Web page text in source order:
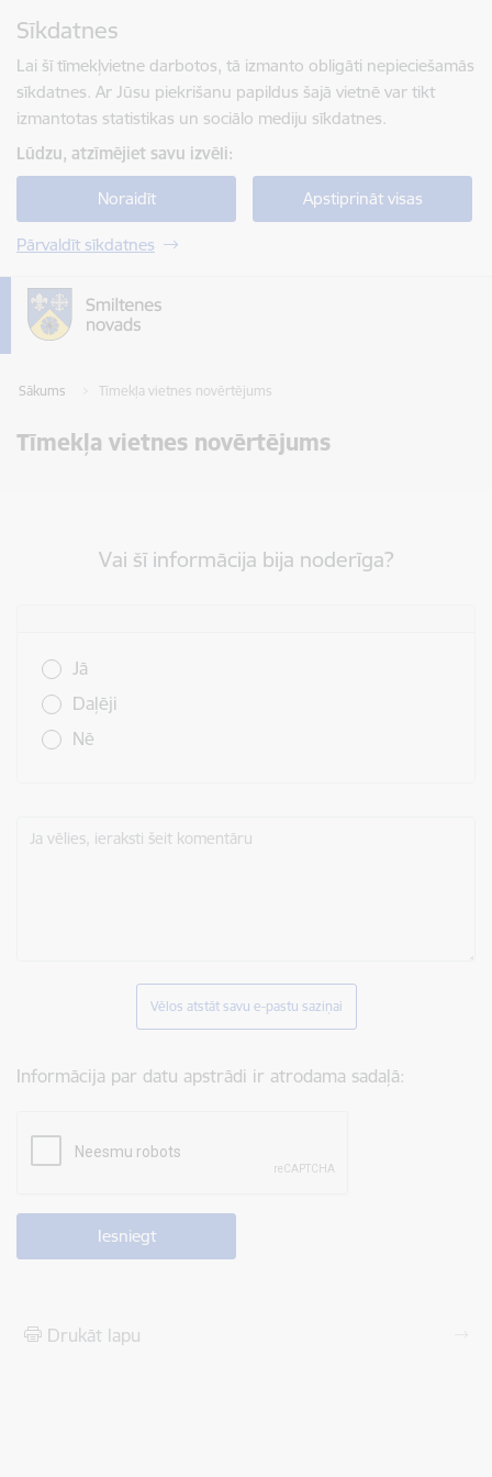
Sīkdatnes
Lai šī tīmekļvietne darbotos, tā izmanto obligāti nepieciešamās
sīkdatnes. Ar Jūsu piekrišanu papildus šajā vietnē var tikt
izmantotas statistikas un sociālo mediju sīkdatnes.
Lūdzu, atzīmējiet savu izvēli:
Noraidīt Apstiprināt visas
Pārvaldīt sīkdatnes
Sākums Tīmekļa vietnes novērtējums
Tīmekļa vietnes novērtējums
Vai šī informācija bija noderīga?
Jā
Daļēji
Nē
Ja vēlies, ieraksti šeit komentāru
Vēlos atstāt savu e-pastu saziņai
Informācija par datu apstrādi ir atrodama sadaļā:
Drukāt lapu